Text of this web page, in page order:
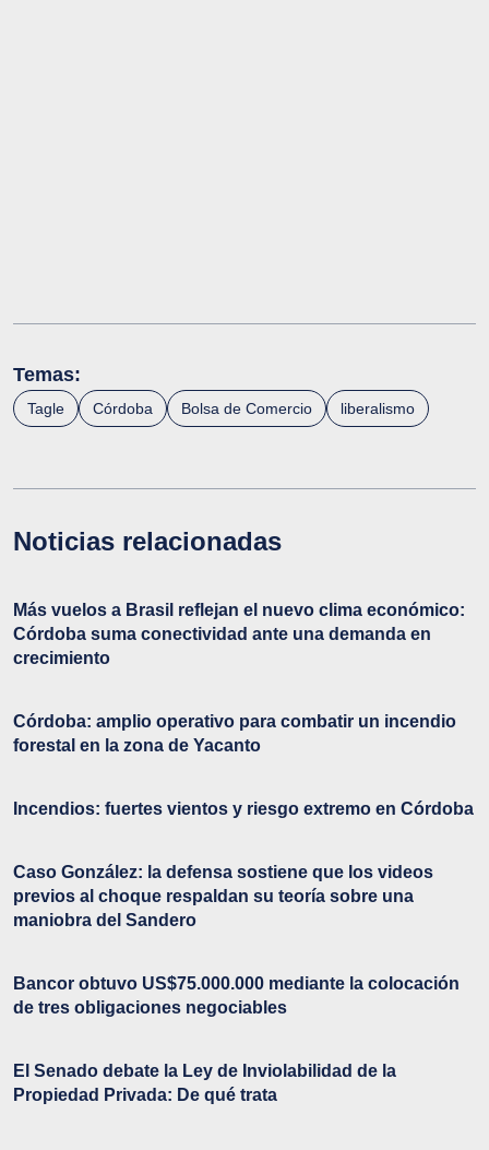
Temas:
Tagle Córdoba Bolsa de Comercio liberalismo
Noticias relacionadas
Más vuelos a Brasil reflejan el nuevo clima económico:
Córdoba suma conectividad ante una demanda en
crecimiento
Córdoba: amplio operativo para combatir un incendio
forestal en la zona de Yacanto
Incendios: fuertes vientos y riesgo extremo en Córdoba
Caso González: la defensa sostiene que los videos
previos al choque respaldan su teoría sobre una
maniobra del Sandero
Bancor obtuvo US$75.000.000 mediante la colocación
de tres obligaciones negociables
El Senado debate la Ley de Inviolabilidad de la
Propiedad Privada: De qué trata